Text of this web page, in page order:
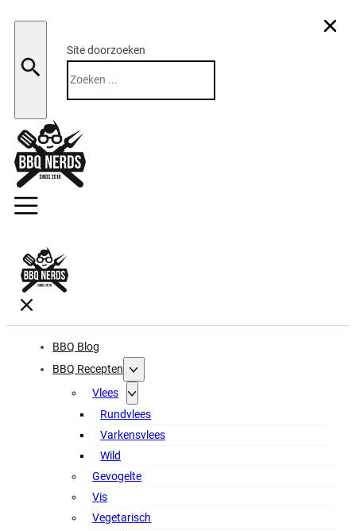
Site doorzoeken
BBQ Blog
BBQ Recepten
Vlees
Rundvlees
Varkensvlees
Wild
Gevogelte
Vis
Vegetarisch